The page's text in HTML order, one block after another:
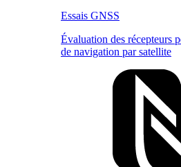
Essais GNSS
Évaluation des récepteurs
de navigation par satellite